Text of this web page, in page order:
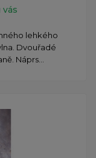
vás
lehkého
Dvouřadé
Náprs...